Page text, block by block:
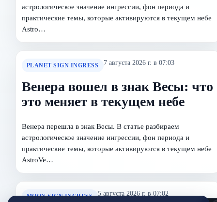
астрологическое значение ингрессии, фон периода и
практические темы, которые активируются в текущем небе
Astro…
PLANET SIGN INGRESS 7 августа 2026 г. в 07:03
Венера вошел в знак Весы: что
это меняет в текущем небе
Венера перешла в знак Весы. В статье разбираем
астрологическое значение ингрессии, фон периода и
практические темы, которые активируются в текущем небе
AstroVe…
MOON SIGN INGRESS 5 августа 2026 г. в 07:02